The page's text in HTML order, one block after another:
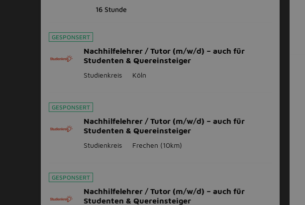
16 Stunde
GESPONSERT
Nachhilfelehrer / Tutor (m/w/d) – auch für
Studenten & Quereinsteiger
Studienkreis Köln
GESPONSERT
Nachhilfelehrer / Tutor (m/w/d) – auch für
Studenten & Quereinsteiger
Studienkreis Frechen (10km)
GESPONSERT
Nachhilfelehrer / Tutor (m/w/d) – auch für
Studenten & Quereinsteiger